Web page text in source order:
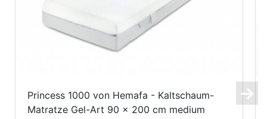
Princess 1000 von Hemafa - Kaltschaum-
Matratze Gel-Art 90 x 200 cm medium